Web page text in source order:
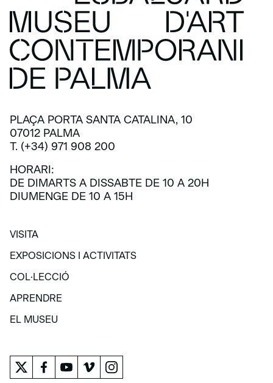
PLAÇA PORTA SANTA CATALINA, 10
07012 PALMA
T. (+34) 971 908 200
HORARI:
DE DIMARTS A DISSABTE DE 10 A 20H
DIUMENGE DE 10 A 15H
VISITA
VISITA
EXPOSICIONS I ACTIVITATS
EXPOSICIONS I ACTIVITATS
COL·LECCIÓ
COL·LECCIÓ
APRENDRE
APRENDRE
EL MUSEU